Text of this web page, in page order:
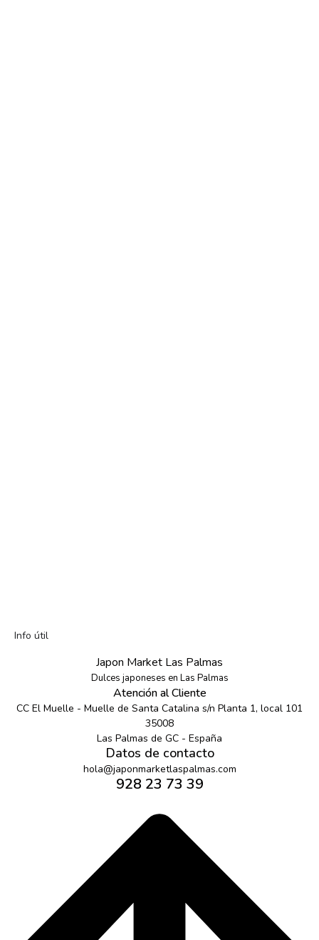
Info útil
Japon Market Las Palmas
Dulces japoneses en Las Palmas
Atención al Cliente
CC El Muelle - Muelle de Santa Catalina s/n Planta 1, local 101
35008
Las Palmas de GC - España
Datos de contacto
hola@japonmarketlaspalmas.com
928 23 73 39